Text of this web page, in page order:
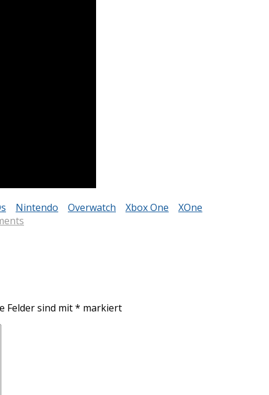
Nintendo Overwatch Xbox One
XOne
Felder sind mit* markiert